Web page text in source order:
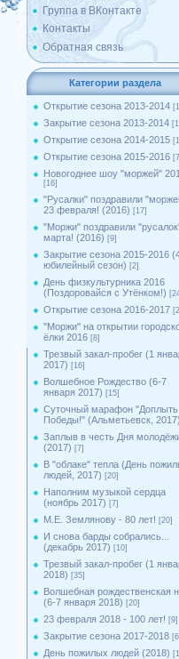
Группа в ВКонтакте
Контакты
Обратная связь
Категории раздела
Открытие сезона 2013-2014
Закрытие сезона 2013-2014
Открытие сезона 2014-2015
Открытие сезона 2015-2016
Новогоднее шоу "моржей"
[16]
"Русалки" поздравили
23 февраля! (2016) [17]
"Моржи" поздравили
марта! (2016) [9]
Закрытие сезона 2015-2016
юбилейный сезон) [2]
День физкультурника 2016
(Поздоровайся с Утёнком!)
Открытие сезона 2016-2017
''Моржи'' на открытии
ёлки 2016 [8]
Трезвый закал-пробег (1
2017) [16]
Волшебное Рождество (6-7
января 2017) [15]
Суточный марафон "Доплыть
Победы!" (Альметьевск, 2017)
Заплыв в честь Дня
(2017) [7]
В "облаке" тепла (День
людей, 2017) [20]
Наполним музыкой сердца
(ноябрь 2017) [7]
М.Е. Землянову - 80 лет! [20]
И снова барды собрались...
(декабрь 2017) [10]
Трезвый закал-пробег (1
2018) [35]
Волшебная рождественская
(6-7 января 2018) [20]
23 февраля 2018 - 100 лет! [9]
Закрытие сезона 2017-2018 [6]
День пожилых людей (2018)